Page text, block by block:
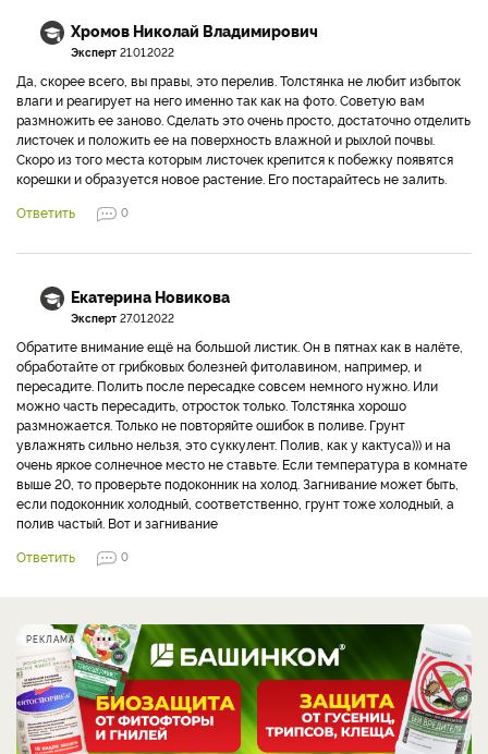
Хромов Николай Владимирович
Эксперт 21.01.2022
Да, скорее всего, вы правы, это перелив. Толстянка не любит избыток
влаги и реагирует на него именно так как на фото. Советую вам
размножить ее заново. Сделать это очень просто, достаточно отделить
листочек и положить ее на поверхность влажной и рыхлой почвы.
Скоро из того места которым листочек крепится к побежку появятся
корешки и образуется новое растение. Его постарайтесь не залить.
Ответить
0
Екатерина Новикова
Эксперт 27.01.2022
Обратите внимание ещё на большой листик. Он в пятнах как в налёте,
обработайте от грибковых болезней фитолавином, например, и
пересадите. Полить после пересадке совсем немного нужно. Или
можно часть пересадить, отросток только. Толстянка хорошо
размножается. Только не повторяйте ошибок в поливе. Грунт
увлажнять сильно нельзя, это суккулент. Полив, как у кактуса))) и на
очень яркое солнечное место не ставьте. Если температура в комнате
выше 20, то проверьте подоконник на холод. Загнивание может быть,
если подоконник холодный, соответственно, грунт тоже холодный, а
полив частый. Вот и загнивание
Ответить
0
РЕКЛАМА